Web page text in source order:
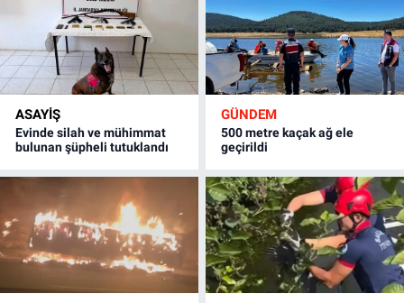
ASAYİŞ
Evinde silah ve mühimmat
bulunan şüpheli tutuklandı
GÜNDEM
500 metre kaçak ağ ele
geçirildi